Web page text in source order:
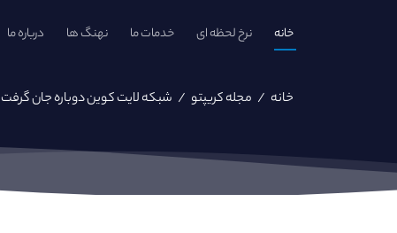
خانه نرخ لحظه ای خدمات ما نهنگ ها درباره ما
خانه / مجله کریپتو / شبکه لایت کوین دوباره جان گرفت